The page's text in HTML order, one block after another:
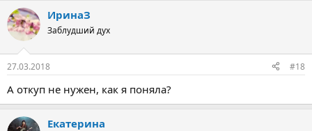
к
ц
и
ИринаЗ
Заблудший дух
27.03.2018 #18
А откуп не нужен, как я поняла?
Екатерина